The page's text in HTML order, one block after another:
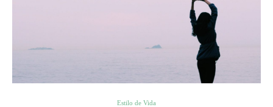
Estilo de Vida